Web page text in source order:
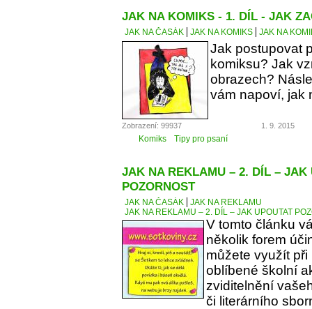
JAK NA KOMIKS - 1. DÍL - JAK
JAK NA ČASÁK JAK NA KOMIKS JAK NA
Jak postupovat
komiksu? Jak
obrazech?
vám napoví, jak
Zobrazení: 99937 1. 9. 2015
Komiks Tipy pro psaní
JAK NA REKLAMU – 2. DÍL – JAK
POZORNOST
JAK NA ČASÁK
JAK NA REKLAMU
JAK NA REKLAMU – 2. DÍL – JAK UPOUTAT
V tomto článku
několik forem
můžete využít
oblíbené školní
zviditelnění
či literárního